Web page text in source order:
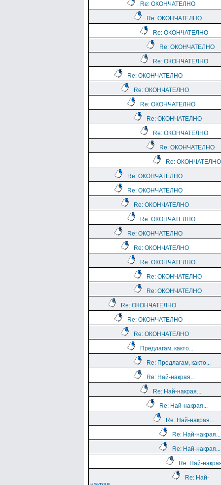
Re: ОКОНЧАТЕЛНО
Re: ОКОНЧАТЕЛНО
Re: ОКОНЧАТЕЛНО
Re: ОКОНЧАТЕЛНО
Re: ОКОНЧАТЕЛНО
Re: ОКОНЧАТЕЛНО
Re: ОКОНЧАТЕЛНО
Re: ОКОНЧАТЕЛНО
Re: ОКОНЧАТЕЛНО
Re: ОКОНЧАТЕЛНО
Re: ОКОНЧАТЕЛНО
Re: ОКОНЧАТЕЛНО
Re: ОКОНЧАТЕЛНО
Re: ОКОНЧАТЕЛНО
Re: ОКОНЧАТЕЛНО
Re: ОКОНЧАТЕЛНО
Re: ОКОНЧАТЕЛНО
Re: ОКОНЧАТЕЛНО
Re: ОКОНЧАТЕЛНО
Re: ОКОНЧАТЕЛНО
Re: ОКОНЧАТЕЛНО
Re: ОКОНЧАТЕЛНО
Re: ОКОНЧАТЕЛНО
Re: ОКОНЧАТЕЛНО
Предлагам, както...
Re: Предлагам, както...
Re: Най-накрая...
Re: Най-накрая...
Re: Най-накрая...
Re: Най-накрая...
Re: Най-накрая...
Re: Най-накрая...
Re: Най-
Re: Най-